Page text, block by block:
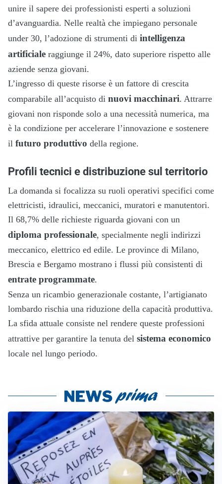
unire il sapere dei professionisti esperti a soluzioni
d’avanguardia. Nelle realtà che impiegano personale
under 30, l’adozione di strumenti di intelligenza
artificiale raggiunge il 24%, dato superiore rispetto alle
aziende senza giovani.
L’ingresso di queste risorse è un fattore di crescita
comparabile all’acquisto di nuovi macchinari. Attrarre
giovani non risponde solo a una necessità numerica, ma
è la condizione per accelerare l’innovazione e sostenere
il futuro produttivo della regione.
Profili tecnici e distribuzione sul territorio
La domanda si focalizza su ruoli operativi specifici come
elettricisti, idraulici, meccanici, muratori e manutentori.
Il 68,7% delle richieste riguarda giovani con un
diploma professionale, specialmente negli indirizzi
meccanico, elettrico ed edile. Le province di Milano,
Brescia e Bergamo mostrano i flussi più consistenti di
entrate programmate.
Senza un ricambio generazionale costante, l’artigianato
lombardo rischia una riduzione della capacità produttiva.
La sfida attuale consiste nel rendere queste professioni
attrattive per garantire la tenuta del sistema economico
locale nel lungo periodo.